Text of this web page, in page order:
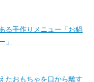
る手作りメニュー「お鍋
」
たおもちゃを口から離す